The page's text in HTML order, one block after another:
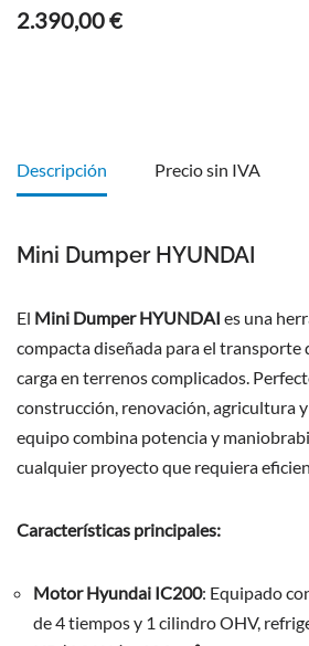
2.390,00€
Descripción Precio sin IVA
Mini Dumper HYUNDAI
El Mini Dumper HYUNDAI es una
compacta diseñada para el transporte
carga en terrenos complicados.
construcción, renovación, agricultura
equipo combina potencia y
cualquier proyecto que requiera
Características principales:
Motor Hyundai IC200: Equipado
de 4 tiempos y 1 cilindro OHV,